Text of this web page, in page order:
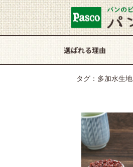
選ばれる理由
タグ：多加水生地